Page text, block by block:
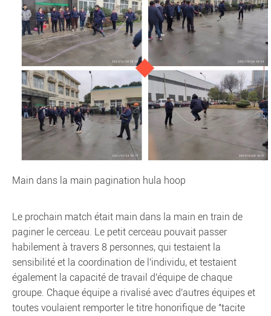
Main dans la main pagination hula hoop
Le prochain match était main dans la main en train de
paginer le cerceau. Le petit cerceau pouvait passer
habilement à travers 8 personnes, qui testaient la
sensibilité et la coordination de l'individu, et testaient
également la capacité de travail d'équipe de chaque
groupe. Chaque équipe a rivalisé avec d'autres équipes et
toutes voulaient remporter le titre honorifique de "tacite